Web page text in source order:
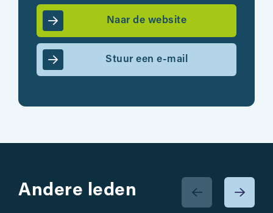
Naar de website
Stuur een e-mail
Andere leden